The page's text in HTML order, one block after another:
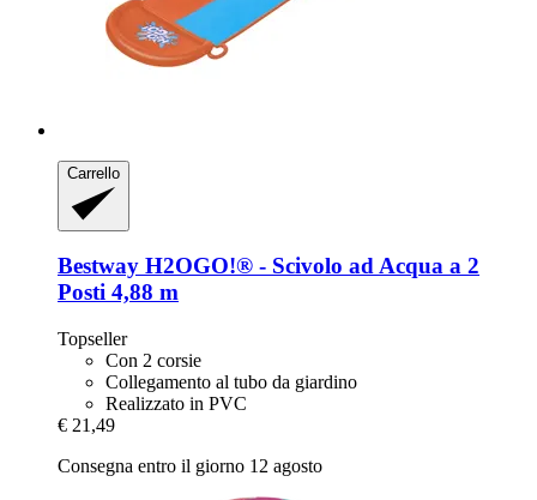
Carrello
Bestway H2OGO!® -​ Scivolo ad Acqua a 2
Posti 4,88 m
Topseller
Con 2 corsie
Collegamento al tubo da giardino
Realizzato in PVC
€ 21,49
Consegna entro il giorno 12 agosto